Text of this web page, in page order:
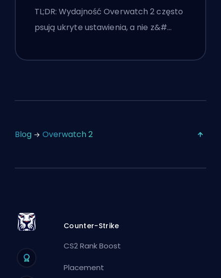
najlepszym ustawieniom
TL;DR: Wydajność Overwatch 2 często
psują ukryte ustawienia, a nie z&#…
Blog Overwatch 2
Counter-Strike
CS2 Rank Boost
Placement